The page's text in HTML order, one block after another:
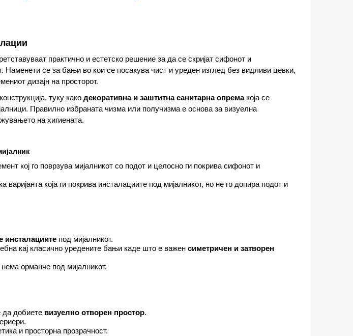
практично и естетско решение за да се скријат сифонот и
Наменети се за бањи во кои се посакува чист и уреден изглед без видливи цевки,
дизајн на просторот.
туку како декоративна и заштитна санитарна опремакоја се
Правилно избраната чизма или получизма е основа за визуелна
на хигиената.
кој го поврзува мијалникот со подот и целосно ги покрива сифонот и
варијанта која ги покрива инсталациите под мијалникот, но не го допира подот и
инсталациитепод мијалникот.
кај класично уредените бањи каде што е важен симетричен и затворен
орманче под мијалникот.
добиете визуелно отворен простор.
и просторна прозрачност.